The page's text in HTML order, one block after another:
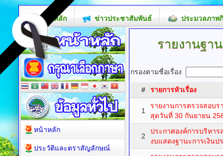
หน้าหลัก ข่าวประชาสัมพันธ์ ประมวลภาพ
รายงานฐา
กรองตามชื่อเรื่อง
# รายการหัวเรื่อง
1
รายงานการตรวจสอบ
สุดวันที่ 30 กันยายน
2
ประกาศองค์การบริหา
งบแสดงฐานะการเงินป
หน้าหลัก
ประวัติและตราสัญลักษณ์